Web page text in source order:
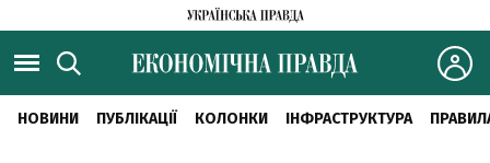
НОВИНИ ПУБЛІКАЦІЇ КОЛОНКИ ІНФРАСТРУКТУРА